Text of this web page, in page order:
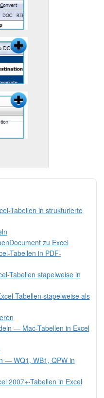
Tabellen in strukturierte
zu Excel
Tabellen in PDF-
Tabellen stapelweise in
Tabellen stapelweise als
— Mac-Tabellen in Excel
— WQ1, WB1, QPW in
2007+-Tabellen in Excel